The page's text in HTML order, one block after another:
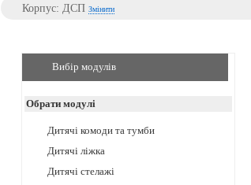
Корпус: ДСП Змінити
Вибір модулів
Обрати модулі
Дитячі комоди та тумби
Дитячі ліжка
Дитячі стелажі